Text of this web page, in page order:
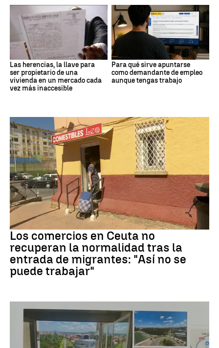
Las herencias, la llave para
ser propietario de una
vivienda en un mercado cada
vez más inaccesible
Para qué sirve apuntarse
como demandante de empleo
aunque tengas trabajo
Crisis migrantes
Los comercios en Ceuta no
recuperan la normalidad tras la
entrada de migrantes: "Así no se
puede trabajar"